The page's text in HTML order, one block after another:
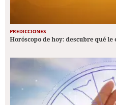
PREDICCIONES
Horóscopo de hoy: descubre qué le